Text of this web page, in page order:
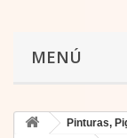
MENÚ
Pinturas,